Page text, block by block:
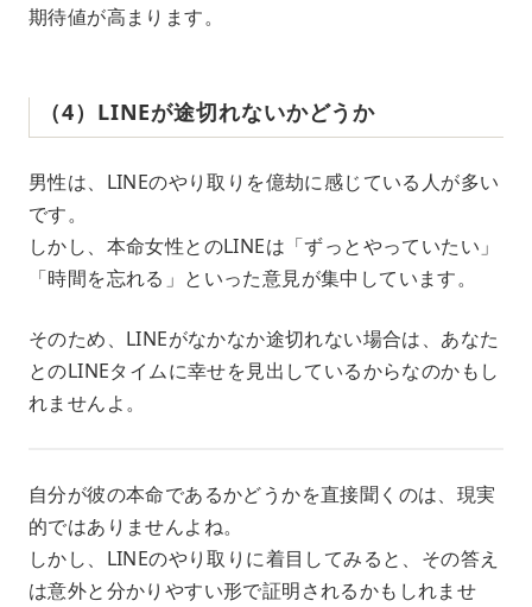
期待値が高まります。
（4）LINEが途切れないかどうか
男性は、LINEのやり取りを億劫に感じている人が多い
です。
しかし、本命女性とのLINEは「ずっとやっていたい」
「時間を忘れる」といった意見が集中しています。
そのため、LINEがなかなか途切れない場合は、あなた
とのLINEタイムに幸せを見出しているからなのかもし
れませんよ。
自分が彼の本命であるかどうかを直接聞くのは、現実
的ではありませんよね。
しかし、LINEのやり取りに着目してみると、その答え
は意外と分かりやすい形で証明されるかもしれませ